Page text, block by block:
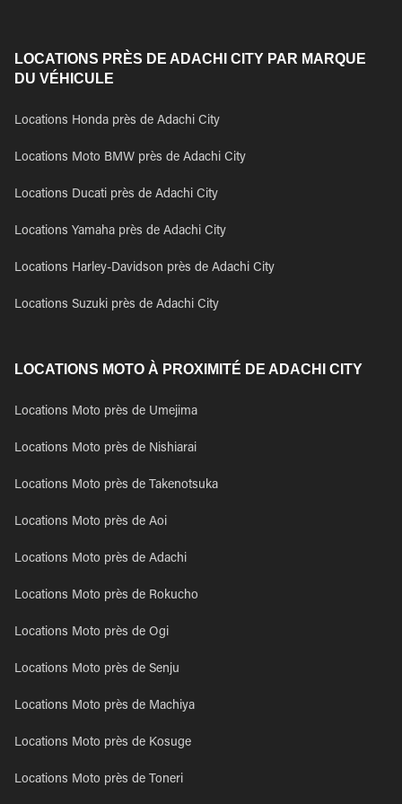
LOCATIONS PRÈS DE ADACHI CITY PAR MARQUE
DU VÉHICULE
Locations Honda près de Adachi City
Locations Moto BMW près de Adachi City
Locations Ducati près de Adachi City
Locations Yamaha près de Adachi City
Locations Harley-Davidson près de Adachi City
Locations Suzuki près de Adachi City
LOCATIONS MOTO À PROXIMITÉ DE ADACHI CITY
Locations Moto près de Umejima
Locations Moto près de Nishiarai
Locations Moto près de Takenotsuka
Locations Moto près de Aoi
Locations Moto près de Adachi
Locations Moto près de Rokucho
Locations Moto près de Ogi
Locations Moto près de Senju
Locations Moto près de Machiya
Locations Moto près de Kosuge
Locations Moto près de Toneri